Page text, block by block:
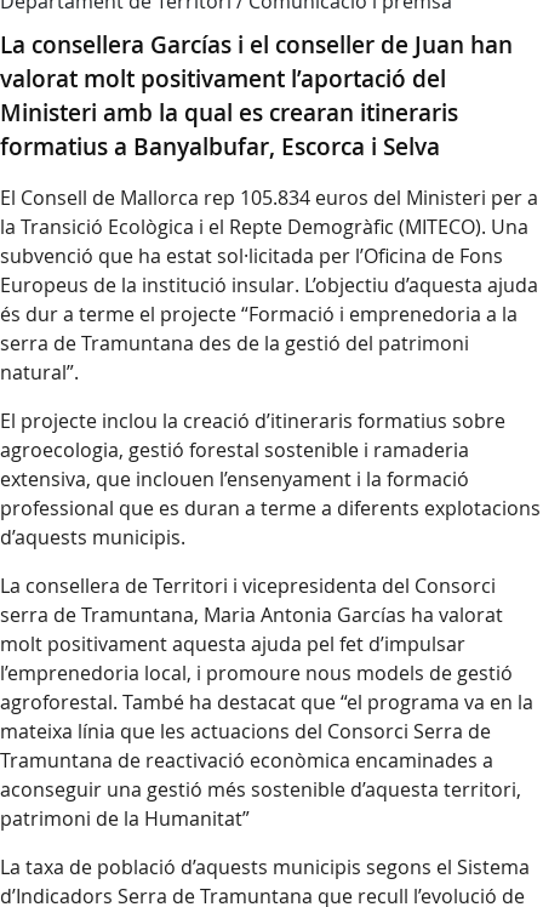
La consellera Garcías i el conseller de Juan han
valorat molt positivament l’aportació del
Ministeri amb la qual es crearan itineraris
formatius a Banyalbufar, Escorca i Selva
El Consell de Mallorca rep 105.834 euros del Ministeri per a
la Transició Ecològica i el Repte Demogràfic (MITECO). Una
subvenció que ha estat sol·licitada per l’Oficina de Fons
Europeus de la institució insular. L’objectiu d’aquesta ajuda
és dur a terme el projecte “Formació i emprenedoria a la
serra de Tramuntana des de la gestió del patrimoni
natural”.
El projecte inclou la creació d’itineraris formatius sobre
agroecologia, gestió forestal sostenible i ramaderia
extensiva, que inclouen l’ensenyament i la formació
professional que es duran a terme a diferents explotacions
d’aquests municipis.
La consellera de Territori i vicepresidenta del Consorci
serra de Tramuntana, Maria Antonia Garcías ha valorat
molt positivament aquesta ajuda pel fet d’impulsar
l’emprenedoria local, i promoure nous models de gestió
agroforestal. També ha destacat que “el programa va en la
mateixa línia que les actuacions del Consorci Serra de
Tramuntana de reactivació econòmica encaminades a
aconseguir una gestió més sostenible d’aquesta territori,
patrimoni de la Humanitat”
La taxa de població d’aquests municipis segons el Sistema
d’Indicadors Serra de Tramuntana que recull l’evolució de